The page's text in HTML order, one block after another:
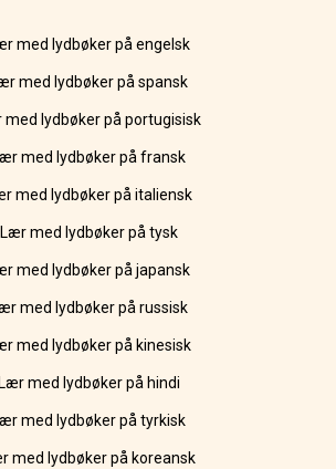
med lydbøker på engelsk
med lydbøker på spansk
med lydbøker på portugisisk
med lydbøker på fransk
med lydbøker på italiensk
Lær med lydbøker på tysk
med lydbøker på japansk
med lydbøker på russisk
med lydbøker på kinesisk
Lær med lydbøker på hindi
med lydbøker på tyrkisk
med lydbøker på koreansk